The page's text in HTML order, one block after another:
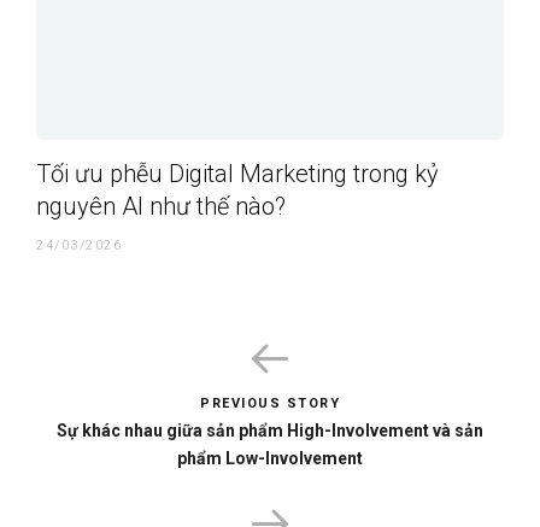
Tối ưu phễu Digital Marketing trong kỷ
nguyên AI như thế nào?
24/03/2026
PREVIOUS STORY
Sự khác nhau giữa sản phẩm High-Involvement và sản
phẩm Low-Involvement